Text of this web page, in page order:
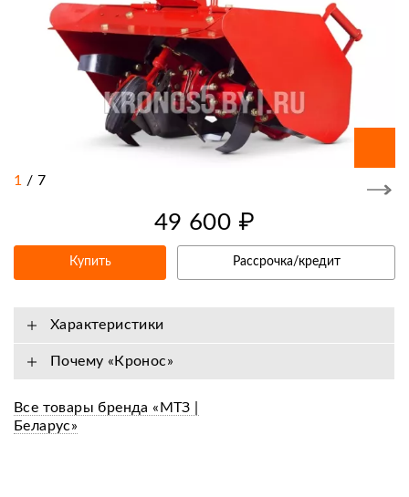
1 / 7
49 600 ₽
Купить Рассрочка/кредит
Характеристики
Почему «Кронос»
Все товары бренда «МТЗ |
Беларус»